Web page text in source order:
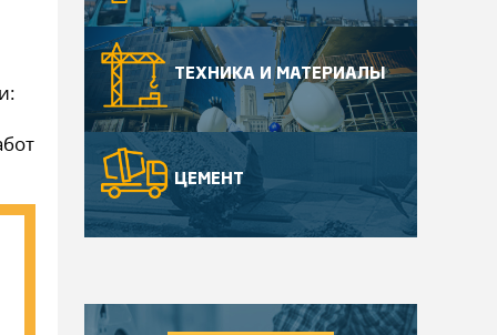
ТЕХНИКА И МАТЕРИАЛЫ
ЦЕМЕНТ